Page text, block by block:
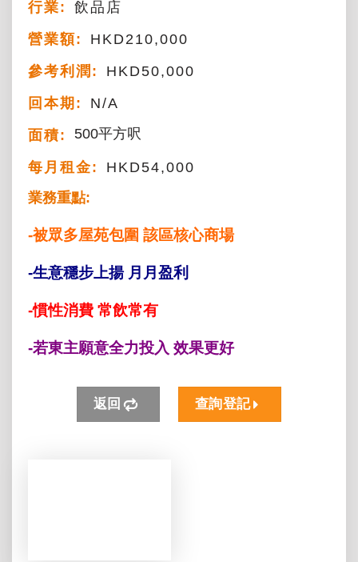
行業:
飲品店
營業額:
HKD210,000
參考利潤:
HKD50,000
回本期:
N/A
面積:
500平方呎
每月租金:
HKD54,000
業務重點:
-被眾多屋苑包圍 該區核心商場
-生意穩步上揚 月月盈利
-慣性消費 常飲常有
-若東主願意全力投入 效果更好
返回 查詢登記